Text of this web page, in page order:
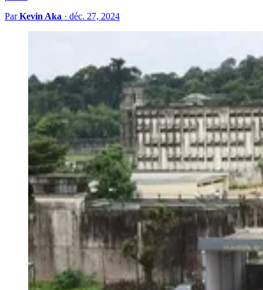
ParKevin Aka · déc. 27, 2024